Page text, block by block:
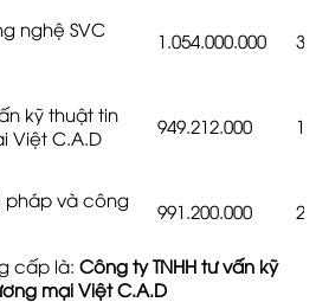
nghệ SVC
1.054.000.000 3
kỹ thuật tin
Việt C.A.D
949.212.000 1
pháp và công
991.200.000 2
cấp là: Công ty TNHH tư vấn kỹ
mại Việt C.A.D